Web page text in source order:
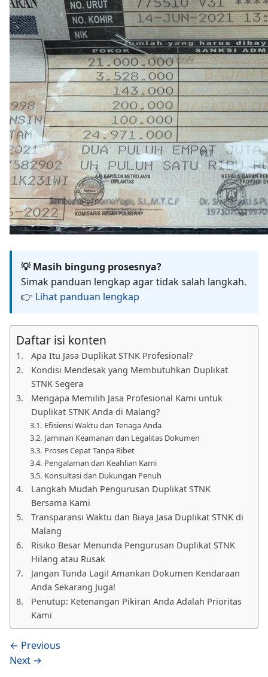
💡 Masih bingung prosesnya?
Simak panduan lengkap agar tidak salah langkah.
👉 Lihat panduan lengkap
Daftar isi konten
Apa Itu Jasa Duplikat STNK Profesional?
Kondisi Mendesak yang Membutuhkan Duplikat
STNK Segera
Mengapa Memilih Jasa Profesional Kami untuk
Duplikat STNK Anda di Malang?
Efisiensi Waktu dan Tenaga Anda
Jaminan Keamanan dan Legalitas Dokumen
Proses Cepat Tanpa Ribet
Pengalaman dan Keahlian Kami
Konsultasi dan Dukungan Penuh
Langkah Mudah Pengurusan Duplikat STNK
Bersama Kami
Transparansi Waktu dan Biaya Jasa Duplikat STNK di
Malang
Risiko Besar Menunda Pengurusan Duplikat STNK
Hilang atau Rusak
Jangan Tunda Lagi! Amankan Dokumen Kendaraan
Anda Sekarang Juga!
Penutup: Ketenangan Pikiran Anda Adalah Prioritas
Kami
← Previous
Next →